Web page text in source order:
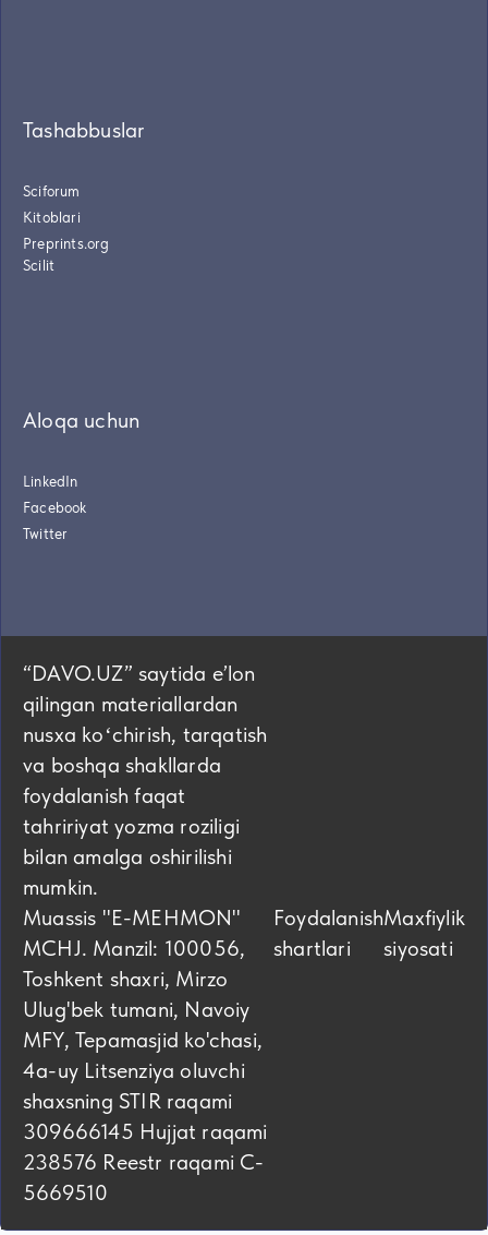
Tashabbuslar
Sciforum
Kitoblari
Preprints.org
Scilit
Aloqa uchun
LinkedIn
Facebook
Twitter
“DAVO.UZ” saytida eʼlon
qilingan materiallardan
nusxa koʻchirish, tarqatish
va boshqa shakllarda
foydalanish faqat
tahririyat yozma roziligi
bilan amalga oshirilishi
mumkin.
Muassis "E-MEHMON"
MCHJ. Manzil: 100056,
Toshkent shaxri, Mirzo
Ulug'bek tumani, Navoiy
MFY, Tepamasjid ko'chasi,
4а-uy Litsenziya oluvchi
shaxsning STIR raqami
309666145 Hujjat raqami
238576 Reestr raqami C-
5669510
Foydalanish
shartlari
Maxfiylik
siyosati